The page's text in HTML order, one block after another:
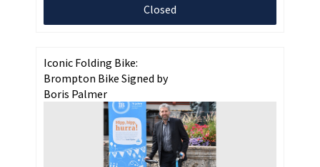
Closed
Iconic Folding Bike:
Brompton Bike Signed by
Boris Palmer